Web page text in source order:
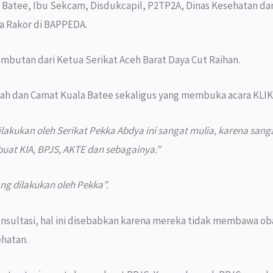
Ibu Sekcam, Disdukcapil, P2TP2A, Dinas Kesehatan
di BAPPEDA.
dari Ketua Serikat Aceh Barat Daya Cut Raihan.
Camat Kuala Batee sekaligus yang membuka acara
oleh Serikat Pekka Abdya ini sangat mulia, karena
KIA, BPJS, AKTE dan sebagainya.”
dilakukan oleh Pekka”.
hal ini disebabkan karena mereka tidak membawa